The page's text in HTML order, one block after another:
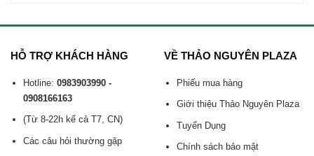
HỖ TRỢ KHÁCH HÀNG
Hotline: 0983903990 -
0908166163
(Từ 8-22h kể cả T7, CN)
Các câu hỏi thường gặp
VỀ THẢO NGUYÊN PLAZA
Phiếu mua hàng
Giới thiệu Thảo Nguyên Plaza
Tuyển Dụng
Chính sách bảo mật